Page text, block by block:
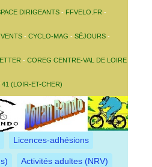
DIRIGEANTS- FFVELO.FR -
- CYCLO-MAG - SÉJOURS -
- COREG CENTRE-VAL DE LOIRE
41 (LOIR-ET-CHER)
Licences-adhésions
Activités adultes (NRV)